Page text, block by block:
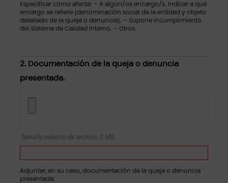
Especificar cómo afecta: – A algún/os encargo/s. Indicar a qué
encargo se refiere (denominación social de la entidad y objeto
detallado de la queja o denuncia). – Supone incumplimiento
del Sistema de Calidad Interno. – Otros.
2. Documentación de la queja o denuncia
presentada.
Tamaño máximo de archivo: 2 MB.
Adjuntar, en su caso, documentación de la queja o denuncia
presentada.